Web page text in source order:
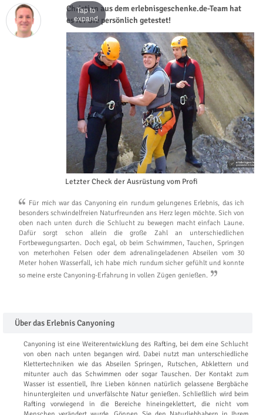
Christian aus dem erlebnisgeschenke.de-Team hat
es für Sie persönlich getestet!
Tap to
expand
Letzter Check der Ausrüstung vom Profi
Für mich war das Canyoning ein rundum gelungenes Erlebnis, das ich
besonders schwindelfreien Naturfreunden ans Herz legen möchte. Sich von
oben nach unten durch die Schlucht zu bewegen macht einfach Laune.
Dafür sorgt schon allein die große Zahl an unterschiedlichen
Fortbewegungsarten. Doch egal, ob beim Schwimmen, Tauchen, Springen
von meterhohen Felsen oder dem adrenalingeladenen Abseilen vom 30
Meter hohen Wasserfall, ich habe mich rundum sicher gefühlt und konnte
so meine erste Canyoning-Erfahrung in vollen Zügen genießen.
Über das Erlebnis Canyoning
Canyoning ist eine Weiterentwicklung des Rafting, bei dem eine Schlucht
von oben nach unten begangen wird. Dabei nutzt man unterschiedliche
Klettertechniken wie das Abseilen Springen, Rutschen, Abklettern und
mitunter auch das Schwimmen oder sogar Tauschen. Der Kontakt zum
Wasser ist essentiell, Ihre Lieben können natürlich gelassene Bergbäche
hinuntergleiten und unverfälschte Natur genießen. Schließlich wird beim
Rafting vorwiegend in die Bereiche hineingeklettert, die nicht vom